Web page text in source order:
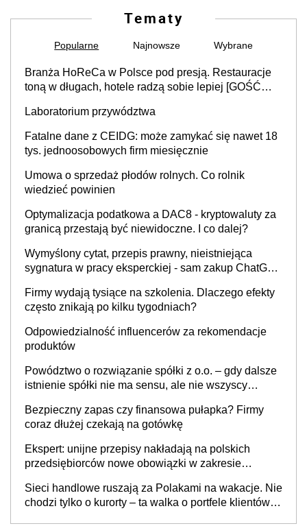
Tematy
Popularne Najnowsze Wybrane
Branża HoReCa w Polsce pod presją. Restauracje
toną w długach, hotele radzą sobie lepiej [GOŚĆ
Laboratorium przywództwa
Fatalne dane z CEIDG: może zamykać się nawet 18
tys. jednoosobowych firm miesięcznie
Umowa o sprzedaż płodów rolnych. Co rolnik
wiedzieć powinien
Optymalizacja podatkowa a DAC8 - kryptowaluty za
granicą przestają być niewidoczne. I co dalej?
Wymyślony cytat, przepis prawny, nieistniejąca
sygnatura w pracy eksperckiej - sam zakup ChatGPT
Firmy wydają tysiące na szkolenia. Dlaczego efekty
często znikają po kilku tygodniach?
Odpowiedzialność influencerów za rekomendacje
produktów
Powództwo o rozwiązanie spółki z o.o. – gdy dalsze
istnienie spółki nie ma sensu, ale nie wszyscy
Bezpieczny zapas czy finansowa pułapka? Firmy
coraz dłużej czekają na gotówkę
Ekspert: unijne przepisy nakładają na polskich
przedsiębiorców nowe obowiązki w zakresie
Sieci handlowe ruszają za Polakami na wakacje. Nie
chodzi tylko o kurorty – ta walka o portfele klientów